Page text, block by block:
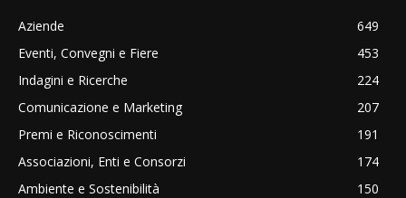
Aziende
649
Eventi, Convegni e Fiere
453
Indagini e Ricerche
224
Comunicazione e Marketing
207
Premi e Riconoscimenti
191
Associazioni, Enti e Consorzi
174
Ambiente e Sostenibilità
150